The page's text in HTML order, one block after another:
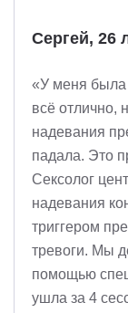
Сергей, 26
«У меня была
всё отлично,
надевания
падала. Это
Сексолог
надевания
триггером
тревоги. Мы
помощью
ушла за 4